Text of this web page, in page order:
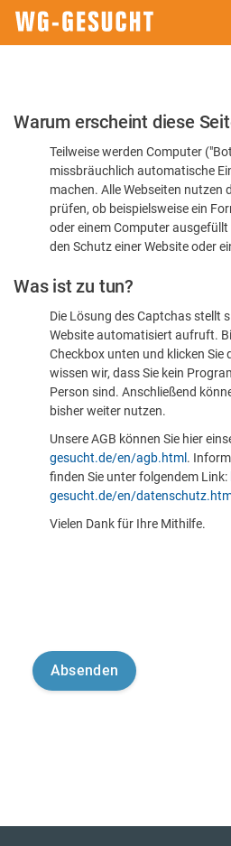
Bitte
dass
sind
Warum erscheint diese
Teilweise werden Computer
missbräuchlich automatische
machen. Alle Webseiten nutzen
prüfen, ob beispielsweise ein
oder einem Computer
den Schutz einer Website oder
Was ist zu tun?
Die Lösung des Captchas stellt
Website automatisiert aufruft.
Checkbox unten und klicken Sie
wissen wir, dass Sie kein
Person sind. Anschließend
bisher weiter nutzen.
Unsere AGB können Sie hier
gesucht.de/en/agb.html .
finden Sie unter folgendem Link:
gesucht.de/en/
Vielen Dank für Ihre Mithilfe.